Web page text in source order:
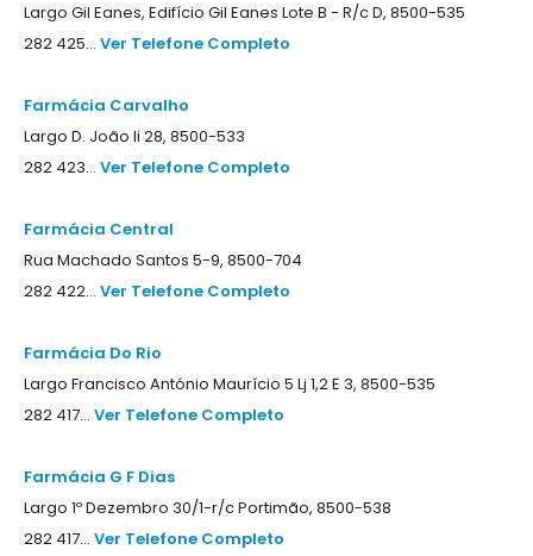
Largo Gil Eanes, Edifício Gil Eanes Lote B - R/c D, 8500-535
282 425... Ver Telefone Completo
Farmácia Carvalho
Largo D. João Ii 28, 8500-533
282 423... Ver Telefone Completo
Farmácia Central
Rua Machado Santos 5-9, 8500-704
282 422... Ver Telefone Completo
Farmácia Do Rio
Largo Francisco António Maurício 5 Lj 1,2 E 3, 8500-535
282 417... Ver Telefone Completo
Farmácia G F Dias
Largo 1º Dezembro 30/1-r/c Portimão, 8500-538
282 417... Ver Telefone Completo